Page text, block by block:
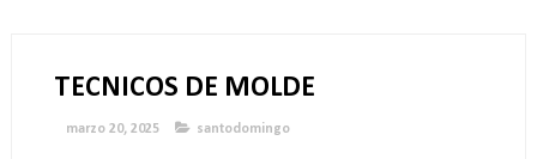
TECNICOS DE MOLDE
marzo 20, 2025 santodomingo